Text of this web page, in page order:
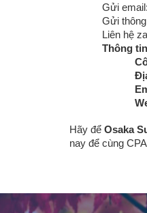
Gửi email:
Gửi
Liên hệ
Thông
Hãy để Osaka
nay để cùng